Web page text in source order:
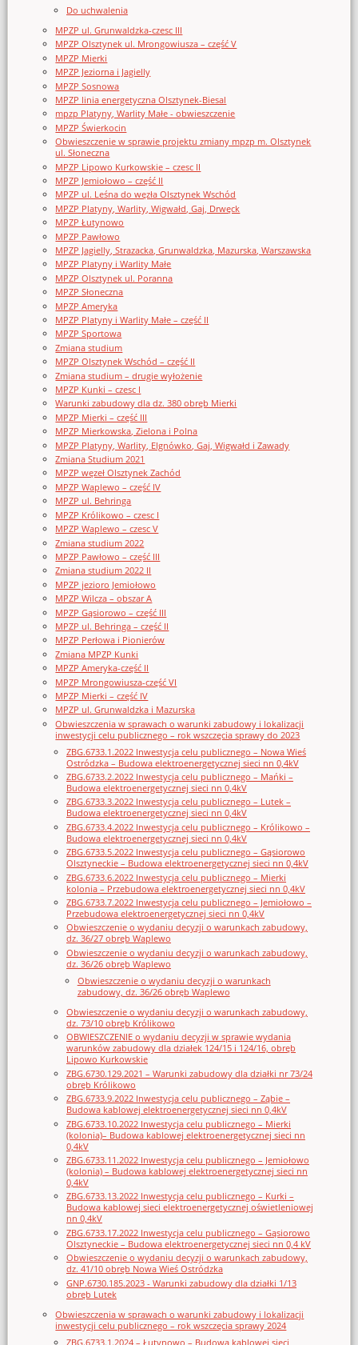
Do uchwalenia
MPZP ul. Grunwaldzka-czesc III
MPZP Olsztynek ul. Mrongowiusza – część V
MPZP Mierki
MPZP Jeziorna i Jagielly
MPZP Sosnowa
MPZP linia energetyczna Olsztynek-Biesal
mpzp Platyny, Warlity Małe - obwieszczenie
MPZP Świerkocin
Obwieszczenie w sprawie projektu zmiany mpzp m. Olsztynek
ul. Słoneczna
MPZP Lipowo Kurkowskie – czesc II
MPZP Jemiołowo – część II
MPZP ul. Leśna do węzła Olsztynek Wschód
MPZP Platyny, Warlity, Wigwałd, Gaj, Drwęck
MPZP Łutynowo
MPZP Pawłowo
MPZP Jagielly, Strazacka, Grunwaldzka, Mazurska, Warszawska
MPZP Platyny i Warlity Małe
MPZP Olsztynek ul. Poranna
MPZP Słoneczna
MPZP Ameryka
MPZP Platyny i Warlity Małe – część II
MPZP Sportowa
Zmiana studium
MPZP Olsztynek Wschód – część II
Zmiana studium – drugie wyłożenie
MPZP Kunki – czesc I
Warunki zabudowy dla dz. 380 obręb Mierki
MPZP Mierki – część III
MPZP Mierkowska, Zielona i Polna
MPZP Platyny, Warlity, Elgnówko, Gaj, Wigwałd i Zawady
Zmiana Studium 2021
MPZP węzeł Olsztynek Zachód
MPZP Waplewo – część IV
MPZP ul. Behringa
MPZP Królikowo – czesc I
MPZP Waplewo – czesc V
Zmiana studium 2022
MPZP Pawłowo – część III
Zmiana studium 2022 II
MPZP jezioro Jemiołowo
MPZP Wilcza – obszar A
MPZP Gąsiorowo – część III
MPZP ul. Behringa – część II
MPZP Perłowa i Pionierów
Zmiana MPZP Kunki
MPZP Ameryka-część II
MPZP Mrongowiusza-część VI
MPZP Mierki – część IV
MPZP ul. Grunwaldzka i Mazurska
Obwieszczenia w sprawach o warunki zabudowy i lokalizacji
inwestycji celu publicznego – rok wszczęcia sprawy do 2023
ZBG.6733.1.2022 Inwestycja celu publicznego – Nowa Wieś
Ostródzka – Budowa elektroenergetycznej sieci nn 0,4kV
ZBG.6733.2.2022 Inwestycja celu publicznego – Mańki –
Budowa elektroenergetycznej sieci nn 0,4kV
ZBG.6733.3.2022 Inwestycja celu publicznego – Lutek –
Budowa elektroenergetycznej sieci nn 0,4kV
ZBG.6733.4.2022 Inwestycja celu publicznego – Królikowo –
Budowa elektroenergetycznej sieci nn 0,4kV
ZBG.6733.5.2022 Inwestycja celu publicznego – Gąsiorowo
Olsztyneckie – Budowa elektroenergetycznej sieci nn 0,4kV
ZBG.6733.6.2022 Inwestycja celu publicznego – Mierki
kolonia – Przebudowa elektroenergetycznej sieci nn 0,4kV
ZBG.6733.7.2022 Inwestycja celu publicznego – Jemiołowo –
Przebudowa elektroenergetycznej sieci nn 0,4kV
Obwieszczenie o wydaniu decyzji o warunkach zabudowy,
dz. 36/27 obręb Waplewo
Obwieszczenie o wydaniu decyzji o warunkach zabudowy,
dz. 36/26 obręb Waplewo
Obwieszczenie o wydaniu decyzji o warunkach
zabudowy, dz. 36/26 obręb Waplewo
Obwieszczenie o wydaniu decyzji o warunkach zabudowy,
dz. 73/10 obręb Królikowo
OBWIESZCZENIE o wydaniu decyzji w sprawie wydania
warunków zabudowy dla działek 124/15 i 124/16, obręb
Lipowo Kurkowskie
ZBG.6730.129.2021 – Warunki zabudowy dla działki nr 73/24
obręb Królikowo
ZBG.6733.9.2022 Inwestycja celu publicznego – Ząbie –
Budowa kablowej elektroenergetycznej sieci nn 0,4kV
ZBG.6733.10.2022 Inwestycja celu publicznego – Mierki
(kolonia)– Budowa kablowej elektroenergetycznej sieci nn
0,4kV
ZBG.6733.11.2022 Inwestycja celu publicznego – Jemiołowo
(kolonia) – Budowa kablowej elektroenergetycznej sieci nn
0,4kV
ZBG.6733.13.2022 Inwestycja celu publicznego – Kurki –
Budowa kablowej sieci elektroenergetycznej oświetleniowej
nn 0,4kV
ZBG.6733.17.2022 Inwestycja celu publicznego – Gąsiorowo
Olsztyneckie – Budowa elektroenergetycznej sieci nn 0,4 kV
Obwieszczenie o wydaniu decyzji o warunkach zabudowy,
dz. 41/10 obręb Nowa Wieś Ostródzka
GNP.6730.185.2023 - Warunki zabudowy dla działki 1/13
obręb Lutek
Obwieszczenia w sprawach o warunki zabudowy i lokalizacji
inwestycji celu publicznego – rok wszczęcia sprawy 2024
ZBG.6733.1.2024 – Łutynowo – Budowa kablowej sieci